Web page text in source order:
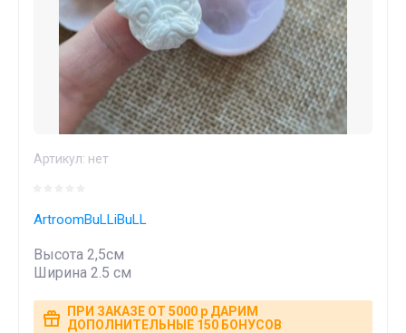
Артикул: нет
ArtroomBuLLiBuLL
Высота 2,5см
Ширина 2.5 см
ПРИ ЗАКАЗЕ ОТ 5000 р ДАРИМ
ДОПОЛНИТЕЛЬНЫЕ 150 БОНУСОВ